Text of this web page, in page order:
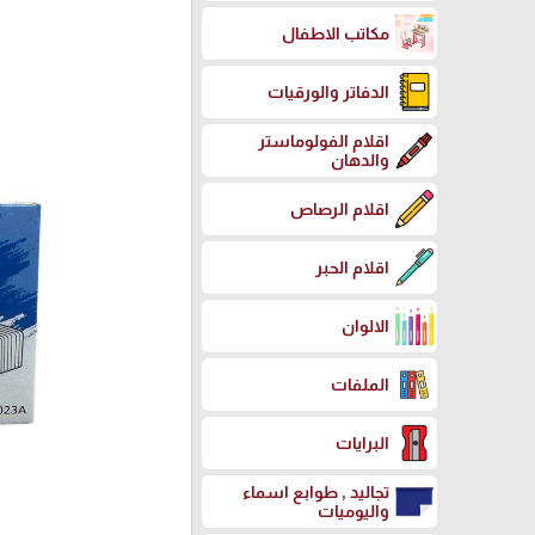
مكاتب الاطفال
الدفاتر والورقيات
اقلام الفولوماستر
والدهان
اقلام الرصاص
اقلام الحبر
الالوان
الملفات
البرايات
تجاليد , طوابع اسماء
واليوميات